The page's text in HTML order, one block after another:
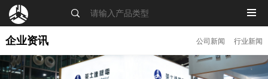
MENU
企业资讯 公司新闻 行业新闻